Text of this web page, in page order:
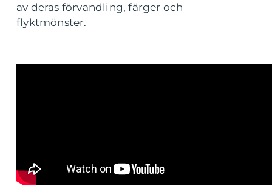
av deras förvandling, färger och
flyktmönster.